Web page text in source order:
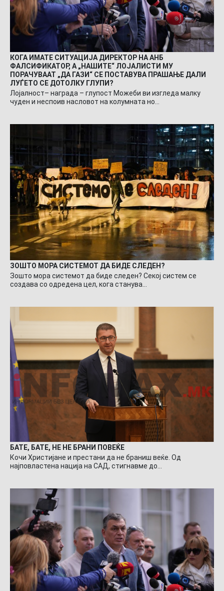
КОГА ИМАТЕ СИТУАЦИЈА ДИРЕКТОР НА АНБ
ФАЛСИФИКАТОР, А „НАШИТЕ“ ЛОЈАЛИСТИ МУ
ПОРАЧУВААТ „ДА ГАЗИ“ СЕ ПОСТАВУВА ПРАШАЊЕ ДАЛИ
ЛУЃЕТО СЕ ДОТОЛКУ ГЛУПИ?
Лојалност– награда – глупост Можеби ви изгледа малку
чуден и неспоив насловот на колумната но…
ЗОШТО МОРА СИСТЕМОТ ДА БИДЕ СЛЕДЕН?
Зошто мора системот да биде следен? Секој систем се
создава со одредена цел, кога станува…
БАТЕ, БАТЕ, НЕ НЕ БРАНИ ПОВЕЌЕ
Кочи Христијане и престани да не браниш веќе. Од
најповластена нација на САД, стигнавме до…